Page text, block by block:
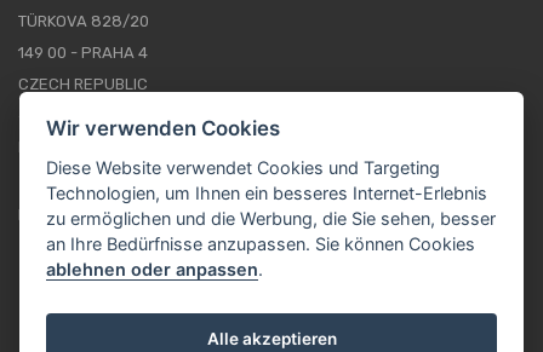
TÜRKOVA 828/20
149 00 - PRAHA 4
CZECH REPUBLIC
+420 252 252 098
IMPRESSUM
Wir verwenden Cookies
Diese Website verwendet Cookies und Targeting
Technologien, um Ihnen ein besseres Internet-Erlebnis
zu ermöglichen und die Werbung, die Sie sehen, besser
an Ihre Bedürfnisse anzupassen. Sie können Cookies
ablehnen oder anpassen.
Alle akzeptieren